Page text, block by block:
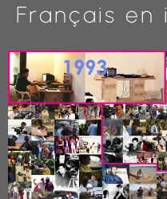
Français en